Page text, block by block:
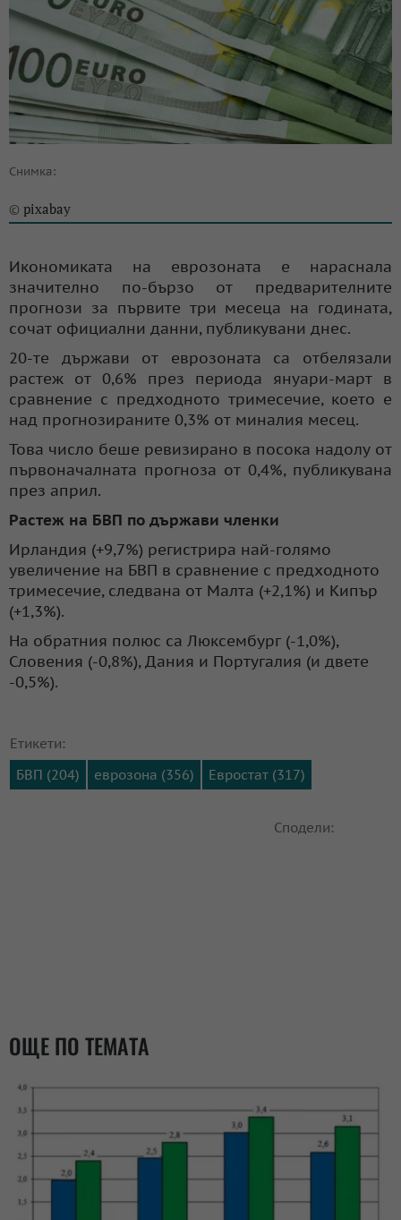
Снимка:
© pixabay
Икономиката на еврозоната е нараснала
значително по-бързо от предварителните
прогнози за първите три месеца на годината,
сочат официални данни, публикувани днес.
20-те държави от еврозоната са отбелязали
растеж от 0,6% през периода януари-март в
сравнение с предходното тримесечие, което е
над прогнозираните 0,3% от миналия месец.
Това число беше ревизирано в посока надолу от
първоначалната прогноза от 0,4%, публикувана
през април.
Растеж на БВП по държави членки
Ирландия (+9,7%) регистрира най-голямо
увеличение на БВП в сравнение с предходното
тримесечие, следвана от Малта (+2,1%) и Кипър
(+1,3%).
На обратния полюс са Люксембург (-1,0%),
Словения (-0,8%), Дания и Португалия (и двете
-0,5%).
Етикети:
БВП (204)
еврозона (356) Евростат (317)
Сподели:
ОЩЕ ПО ТЕМАТА